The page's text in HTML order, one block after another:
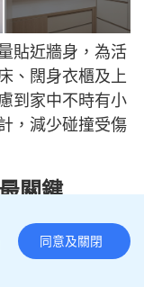
貼近牆身，為活
、闊身衣櫃及上
到家中不時有小
，減少碰撞受傷
關鍵
間感，可考慮採
入弧形燈槽，或
層次的光影，令
同意及關閉